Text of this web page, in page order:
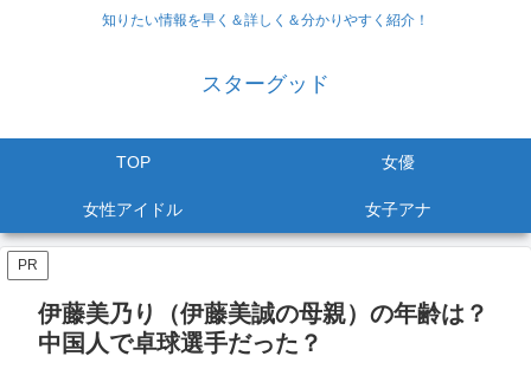
知りたい情報を早く＆詳しく＆分かりやすく紹介！
スターグッド
TOP 女優
女性アイドル 女子アナ
PR
伊藤美乃り（伊藤美誠の母親）の年齢は？
中国人で卓球選手だった？